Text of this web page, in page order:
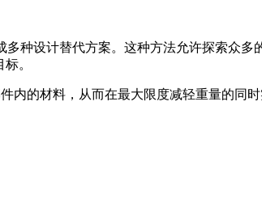
种设计替代方案。这种方法允许探索众多
。
内的材料，从而在最大限度减轻重量的同